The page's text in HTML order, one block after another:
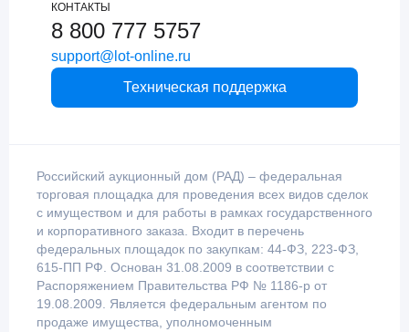
КОНТАКТЫ
8 800 777 5757
support@lot-online.ru
Техническая поддержка
Российский аукционный дом (РАД) – федеральная
торговая площадка для проведения всех видов сделок
с имуществом и для работы в рамках государственного
и корпоративного заказа. Входит в перечень
федеральных площадок по закупкам: 44-ФЗ, 223-ФЗ,
615-ПП РФ. Основан 31.08.2009 в соответствии с
Распоряжением Правительства РФ № 1186-р от
19.08.2009. Является федеральным агентом по
продаже имущества, уполномоченным